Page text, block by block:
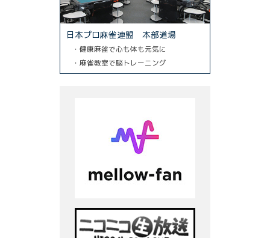
日本プロ麻雀連盟 本部道場
・健康麻雀で心も体も元気に
・麻雀教室で脳トレーニング